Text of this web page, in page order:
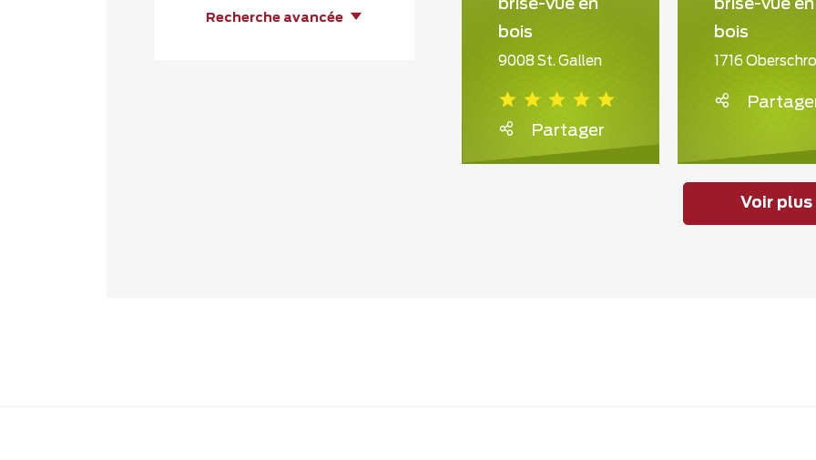
Recherche avancée
brise-vue en
bois
9008 St. Gallen
Partager
brise-vue en
bois
1716
Voir plus